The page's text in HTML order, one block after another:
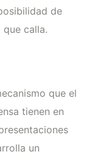
de
calla.
que el
tienen en
un